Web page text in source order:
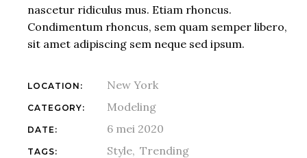
nascetur ridiculus mus. Etiam rhoncus.
Condimentum rhoncus, sem quam semper libero,
sit amet adipiscing sem neque sed ipsum.
LOCATION: New York
CATEGORY: Modeling
DATE: 6 mei 2020
TAGS: Style Trending